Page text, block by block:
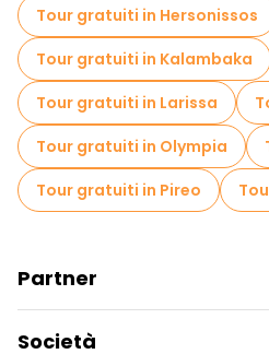
Tour gratuiti in Hersonissos
Tour gratuiti in Kalambaka
Tour gratuiti in Larissa
Tour gratuiti in Olympia
Tour gratuiti in Pireo
Partner
Società